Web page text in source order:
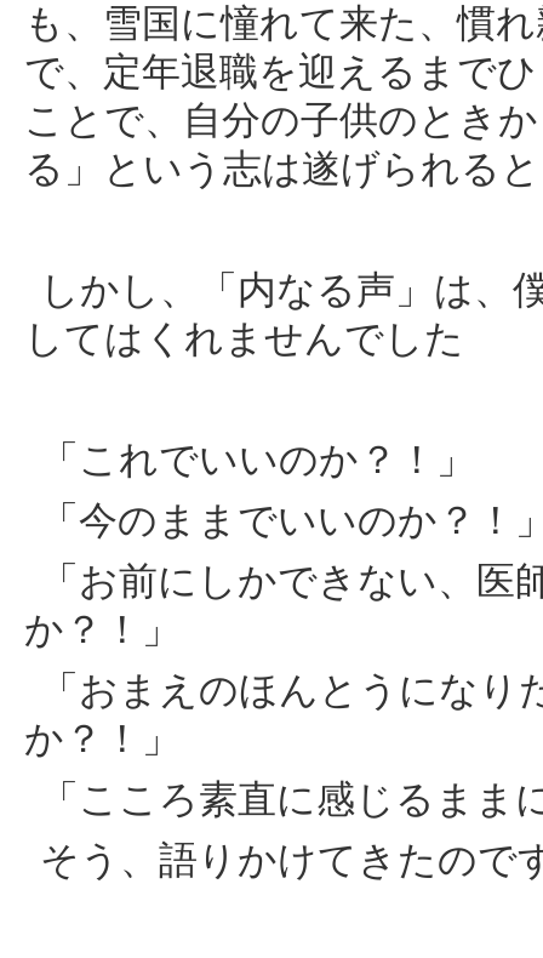
も、雪国に憧れて来た、慣
で、定年退職を迎えるまで
ことで、自分の子供のとき
る」という志は遂げられる
しかし、「内なる声」は、
してはくれませんでした
「これでいいのか？！」
「今のままでいいのか？！
「お前にしかできない、
か？！」
「おまえのほんとうにな
か？！」
「こころ素直に感じるまま
そう、語りかけてきたので